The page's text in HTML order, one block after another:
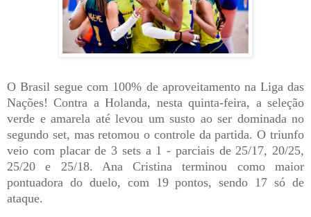
O Brasil segue com 100% de aproveitamento na Liga das
Nações! Contra a Holanda, nesta quinta-feira, a seleção
verde e amarela até levou um susto ao ser dominada no
segundo set, mas retomou o controle da partida. O triunfo
veio com placar de 3 sets a 1 - parciais de 25/17, 20/25,
25/20 e 25/18. Ana Cristina terminou como maior
pontuadora do duelo, com 19 pontos, sendo 17 só de
ataque.